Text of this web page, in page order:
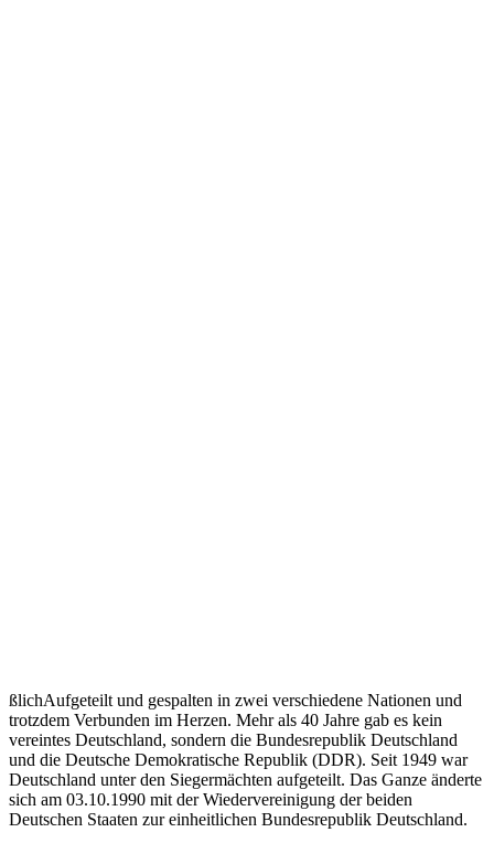
ßlichAufgeteilt und gespalten in zwei verschiedene Nationen und
trotzdem Verbunden im Herzen. Mehr als 40 Jahre gab es kein
vereintes Deutschland, sondern die Bundesrepublik Deutschland
und die Deutsche Demokratische Republik (DDR). Seit 1949 war
Deutschland unter den Siegermächten aufgeteilt. Das Ganze änderte
sich am 03.10.1990 mit der Wiedervereinigung der beiden
Deutschen Staaten zur einheitlichen Bundesrepublik Deutschland.